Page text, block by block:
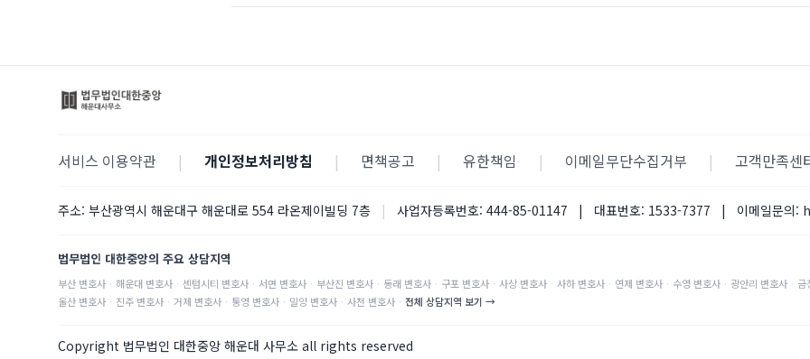
서비스 이용약관 | 개인정보처리방침 | 면책공고 | 유한책임 | 이메일무단수집거부 | 고객만족센
주소: 부산광역시 해운대구 해운대로 554 라온제이빌딩 7층 | 사업자등록번호: 444-85-01147 | 대표번호: 1533-7377 | 이메일문의:
법무법인 대한중앙의 주요 상담지역
부산 변호사 · 해운대 변호사 · 센텀시티 변호사 · 서면 변호사 · 부산진 변호사 · 동래 변호사 · 구포 변호사 · 사상 변호사 · 사하 변호사 · 연제 변호사 · 수영 변호사 · 광안리 변호사 · 금
울산 변호사 · 진주 변호사 · 거제 변호사 · 통영 변호사 · 밀양 변호사 · 사천 변호사 · 전체 상담지역 보기 →
Copyright 법무법인 대한중앙 해운대 사무소 all rights reserved